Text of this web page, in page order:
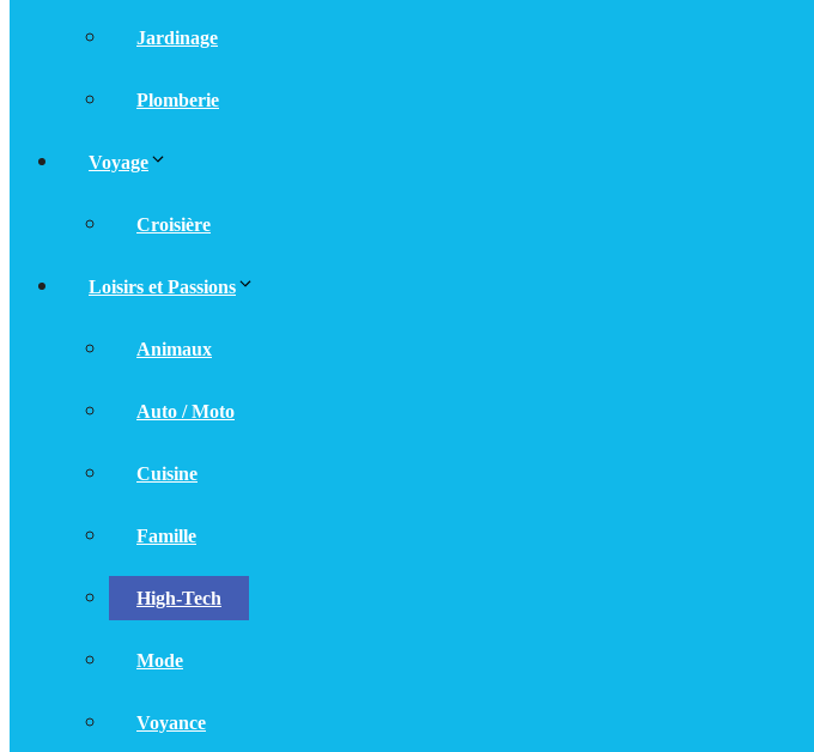
Jardinage
Plomberie
Voyage
Croisière
Loisirs et Passions
Animaux
Auto / Moto
Cuisine
Famille
High-Tech
Mode
Voyance